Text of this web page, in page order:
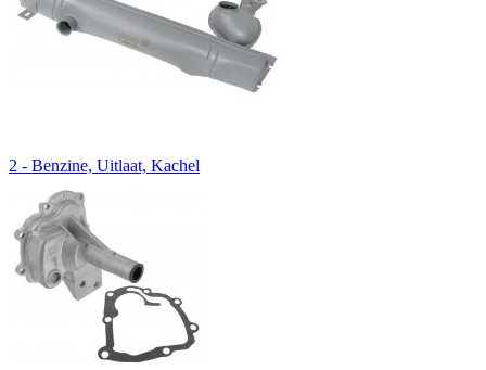
2 - Benzine, Uitlaat, Kachel